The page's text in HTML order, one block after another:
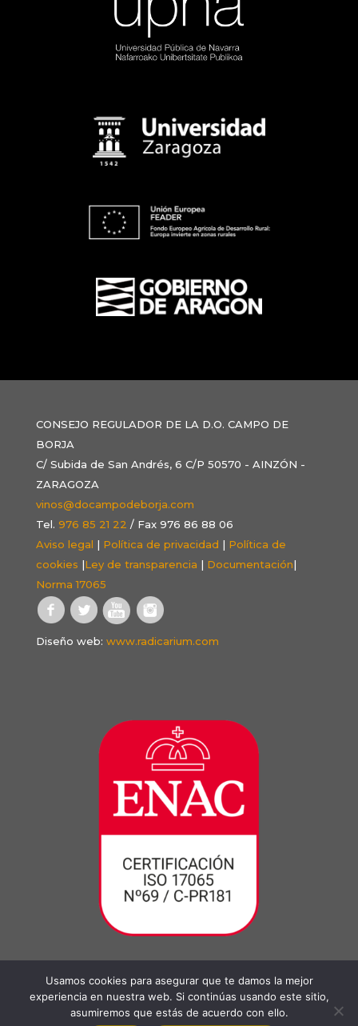
CONSEJO REGULADOR DE LA D.O. CAMPO DE
BORJA
C/ Subida de San Andrés, 6 C/P 50570 - AINZÓN -
ZARAGOZA
vinos@docampodeborja.com
Tel. 976 85 21 22 / Fax 976 86 88 06
Aviso legal | Política de privacidad | Política de
cookies |Ley de transparencia | Documentación|
Norma 17065
Diseño web: www.radicarium.com
Usamos cookies para asegurar que te damos la mejor
experiencia en nuestra web. Si continúas usando este sitio,
asumiremos que estás de acuerdo con ello.